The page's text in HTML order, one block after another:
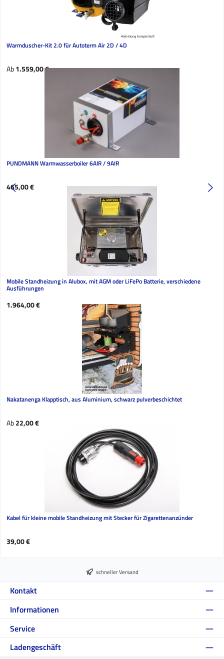
Warmduscher-Kit 2.0 für Autoterm Air 2D / 4D
Regulärer Preis:
Ab1.559,00 €
PUNDMANN Warmwasserboiler 6AIR / 9AIR
Regulärer Preis:
465,00 €
Mobile Standheizung in Alubox, mit AGM oder LiFePo Batterie, verschiedene
Ausführungen
Regulärer Preis:
1.964,00 €
Nakatanenga Klapptisch, aus Aluminium, schwarz pulverbeschichtet
Regulärer Preis:
Ab22,00 €
Kabel für kleine mobile Standheizung mit Stecker für Zigarettenanzünder
Regulärer Preis:
39,00 €
schneller Versand
Kontakt
Informationen
Service
Ladengeschäft